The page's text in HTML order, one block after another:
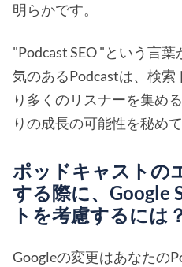
明らかです。
"Podcast SEO "という言
気のあるPodcastは、検索
り多くのリスナーを集め
りの成長の可能性を秘め
ポッドキャストの
する際に、Google
トを考慮するには
Googleの変更はあなたの